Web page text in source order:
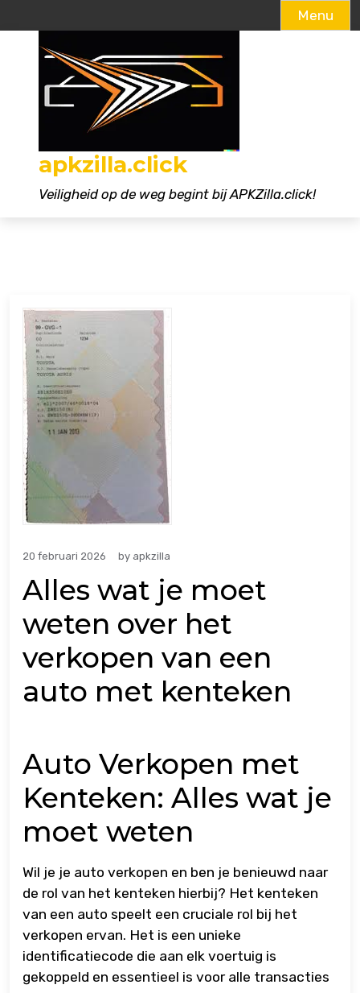
Menu
apkzilla.click
Veiligheid op de weg begint bij APKZilla.click!
20 februari 2026 by apkzilla
Alles wat je moet
weten over het
verkopen van een
auto met kenteken
Auto Verkopen met
Kenteken: Alles wat je
moet weten
Wil je je auto verkopen en ben je benieuwd naar
de rol van het kenteken hierbij? Het kenteken
van een auto speelt een cruciale rol bij het
verkopen ervan. Het is een unieke
identificatiecode die aan elk voertuig is
gekoppeld en essentieel is voor alle transacties